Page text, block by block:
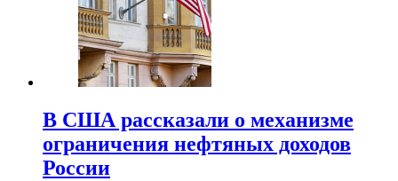
В США рассказали о механизме
ограничения нефтяных доходов
России